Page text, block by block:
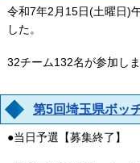
令和7年2月15日(土曜日)
した。
32チーム132名が参加しま
第5回埼玉県ボッ
●当日予選【募集終了】